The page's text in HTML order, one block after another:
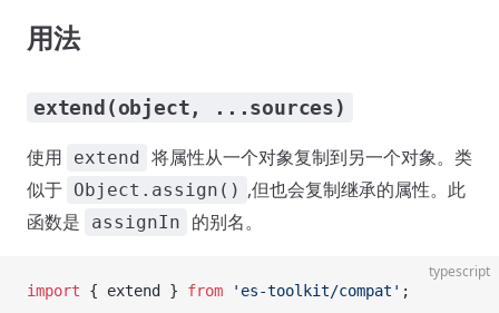
用法
extend(object, ...sources)
使用 extend 将属性从一个对象复制到另一个对象。类
似于 Object.assign() ,但也会复制继承的属性。此
函数是
assignIn 的别名。
typescript
import { extend } from 'es-toolkit/compat' ;